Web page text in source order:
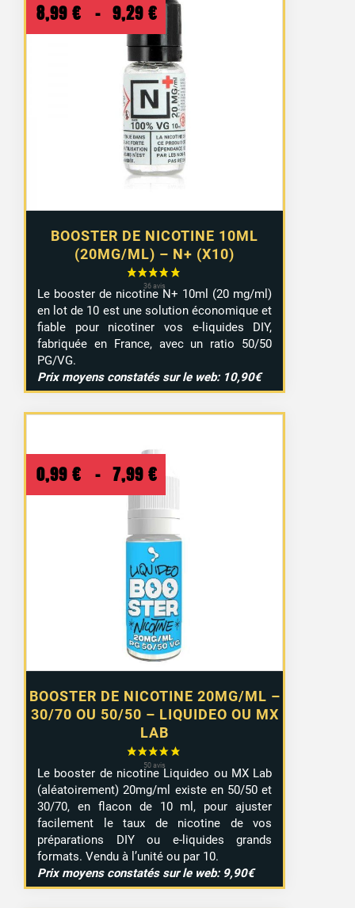
BOOSTER DE NICOTINE 10ML
(20MG/ML) – N+ (X10)
8,99 € – 9,29 € Plage
de
prix :
8,99 €
à
9,29 €
Le booster de nicotine N+ 10ml (20 mg/ml)
en lot de 10 est une solution économique et
fiable pour nicotiner vos e-liquides DIY,
fabriquée en France, avec un ratio 50/50
PG/VG.
Prix moyens constatés sur le web: 10,90€
BOOSTER DE NICOTINE 20MG/ML –
30/70 OU 50/50 – LIQUIDEO OU MX
LAB
0,99 € – 7,99 € Plage
de
prix :
0,99 €
à
7,99 €
Le booster de nicotine Liquideo ou MX Lab
(aléatoirement) 20mg/ml existe en 50/50 et
30/70, en flacon de 10 ml, pour ajuster
facilement le taux de nicotine de vos
préparations DIY ou e-liquides grands
formats. Vendu à l’unité ou par 10.
Prix moyens constatés sur le web: 9,90€